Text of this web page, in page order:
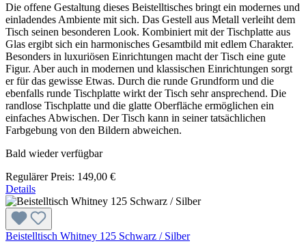
Die offene Gestaltung dieses Beistelltisches bringt ein modernes und
einladendes Ambiente mit sich. Das Gestell aus Metall verleiht dem
Tisch seinen besonderen Look. Kombiniert mit der Tischplatte aus
Glas ergibt sich ein harmonisches Gesamtbild mit edlem Charakter.
Besonders in luxuriösen Einrichtungen macht der Tisch eine gute
Figur. Aber auch in modernen und klassischen Einrichtungen sorgt
er für das gewisse Etwas. Durch die runde Grundform und die
ebenfalls runde Tischplatte wirkt der Tisch sehr ansprechend. Die
randlose Tischplatte und die glatte Oberfläche ermöglichen ein
einfaches Abwischen. Der Tisch kann in seiner tatsächlichen
Farbgebung von den Bildern abweichen.
Bald wieder verfügbar
Regulärer Preis: 149,00 €
Details
Beistelltisch Whitney 125 Schwarz / Silber